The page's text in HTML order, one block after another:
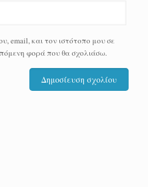
email, και τον ιστότοπο μου σε
φορά που θα σχολιάσω.